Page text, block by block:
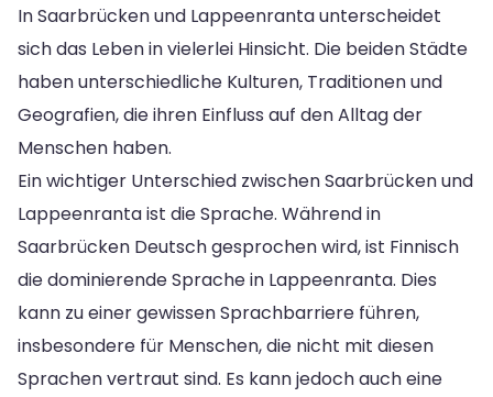
In Saarbrücken und Lappeenranta unterscheidet
sich das Leben in vielerlei Hinsicht. Die beiden Städte
haben unterschiedliche Kulturen, Traditionen und
Geografien, die ihren Einfluss auf den Alltag der
Menschen haben.
Ein wichtiger Unterschied zwischen Saarbrücken und
Lappeenranta ist die Sprache. Während in
Saarbrücken Deutsch gesprochen wird, ist Finnisch
die dominierende Sprache in Lappeenranta. Dies
kann zu einer gewissen Sprachbarriere führen,
insbesondere für Menschen, die nicht mit diesen
Sprachen vertraut sind. Es kann jedoch auch eine